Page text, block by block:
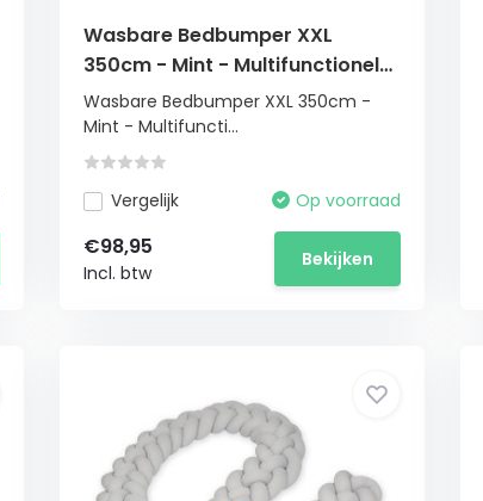
Wasbare Bedbumper XXL
350cm - Mint - Multifunctionele
Ledikantbeschermer
Wasbare Bedbumper XXL 350cm -
Mint - Multifuncti...
Vergelijk Op voorraad
€98,95
Incl. btw
Bekijken